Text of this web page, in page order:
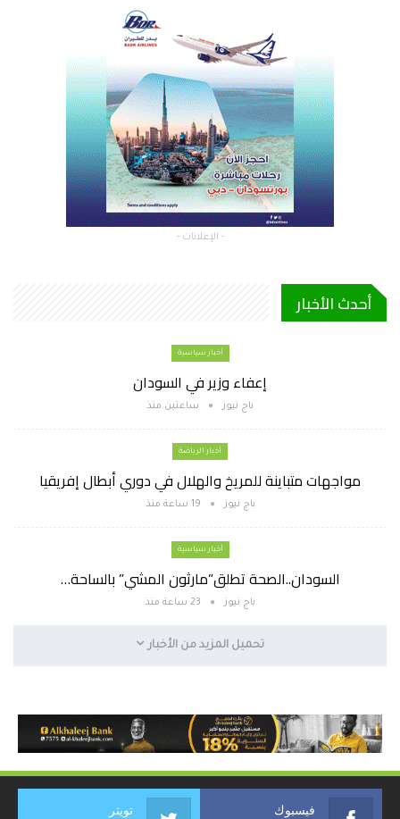
- الإعلانات -
أحدث الأخبار
أخبار سياسية
إعفاء وزير في السودان
باج نيوز ساعتين منذ
أخبار الرياضة
مواجهات متباينة للمريخ والهلال في دوري أبطال إفريقيا
باج نيوز 19 ساعة منذ
أخبار سياسية
السودان..الصحة تطلق”مارثون المشي” بالساحة…
باج نيوز 23 ساعة منذ
تحميل المزيد من الأخبار
فيسبوك تويتر